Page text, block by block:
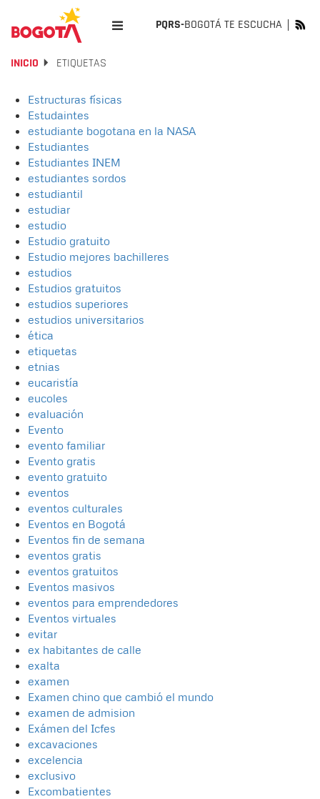
PQRS-BOGOTÁ TE ESCUCHA
INICIO ETIQUETAS
Estructuras físicas
Estudaintes
estudiante bogotana en la NASA
Estudiantes
Estudiantes INEM
estudiantes sordos
estudiantil
estudiar
estudio
Estudio gratuito
Estudio mejores bachilleres
estudios
Estudios gratuitos
estudios superiores
estudios universitarios
ética
etiquetas
etnias
eucaristía
eucoles
evaluación
Evento
evento familiar
Evento gratis
evento gratuito
eventos
eventos culturales
Eventos en Bogotá
Eventos fin de semana
eventos gratis
eventos gratuitos
Eventos masivos
eventos para emprendedores
Eventos virtuales
evitar
ex habitantes de calle
exalta
examen
Examen chino que cambió el mundo
examen de admision
Exámen del Icfes
excavaciones
excelencia
exclusivo
Excombatientes